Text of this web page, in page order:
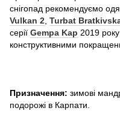
снігопад рекомендуємо
Vulkan 2 Turbat
серії Gempa Kap 2019
конструктивними
Призначення: зимові
подорожі в Карпати.